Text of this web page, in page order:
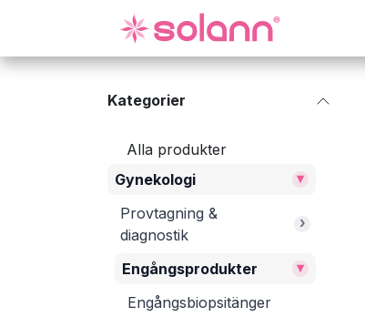
Kategorier
Alla produkter
Gynekologi
▾
Provtagning &
diagnostik
›
Engångsprodukter ▾
Engångsbiopsitänger